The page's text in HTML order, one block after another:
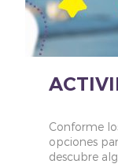
Conforme
opciones
descubre